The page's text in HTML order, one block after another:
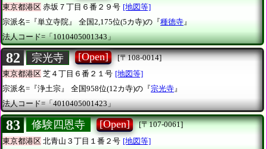
東京都港区 赤坂７丁目６番２９号 [地図等]
宗派名=『単立寺院』
全国2,175位(5カ寺)の『種徳寺 』
法人コード=「1010405001343」
82 宗光寺 [Open]
[〒108-0014]
東京都港区 芝４丁目６番２１号 [地図等]
宗派名=『浄土宗』
全国958位(12カ寺)の『宗光寺』
法人コード=「4010405001423」
83 修験四恩寺 [Open]
[〒107-0061]
東京都港区 北青山３丁目１番２号 [地図等]